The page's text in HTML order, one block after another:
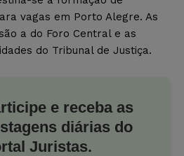
vagas em Porto Alegre. As
a do Foro Central e as
do Tribunal de Justiça.
e receba as
diárias do
Juristas.